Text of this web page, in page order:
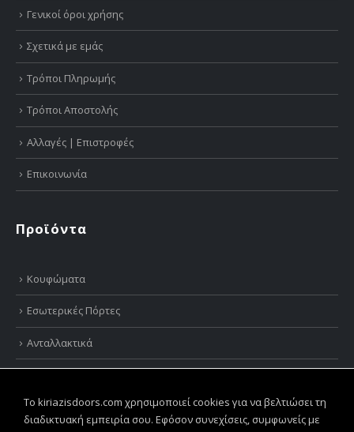
Γενικοί όροι χρήσης
Σχετικά με εμάς
Τρόποι Πληρωμής
Τρόποι Αποστολής
Αλλαγές | Επιστροφές
Επικοινωνία
Προϊόντα
Κουφώματα
Εσωτερικές Πόρτες
Ανταλλακτικά
Συστήματα Σήτας
To kiriazisdoors.com χρησιμοποιεί cookies για να βελτιώσει τη
διαδικτυακή εμπειρία σου. Εφόσον συνεχίσεις, συμφωνείς με